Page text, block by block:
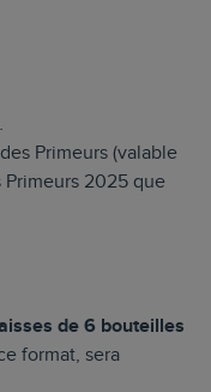
Primeurs (valable
2025 que
de 6 bouteilles
format, sera